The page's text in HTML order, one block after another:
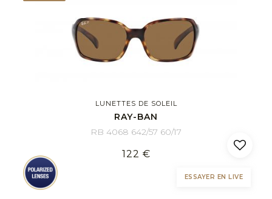
LUNETTES DE SOLEIL
RAY-BAN
RB 4068 642/57 60/17
122 €
ESSAYER EN LIVE